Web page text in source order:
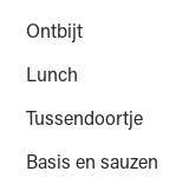
Ontbijt
Lunch
Tussendoortje
Basis en sauzen